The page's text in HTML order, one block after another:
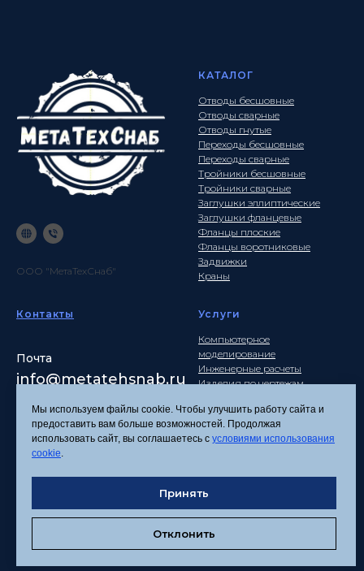
ООО "МетаТехСнаб"
КАТАЛОГ
Отводы бесшовные
Отводы сварные
Отводы гнутые
Переходы бесшовные
Переходы сварные
Тройники бесшовные
Тройники сварные
Заглушки эллиптические
Заглушки фланцевые
Фланцы плоские
Фланцы воротниковые
Задвижки
Краны
Контакты
Почта
info@metatehsnab.ru
Услуги
Компьютерное
моделирование
Инженерные расчеты
Изделия по чертежам
Политика
Согласие на обработку
персональных данных
Соглашение об
Мы используем файлы cookie. Чтобы улучшить работу сайта и
предоставить вам больше возможностей. Продолжая
использовать сайт, вы соглашаетесь с условиями использования
cookie.
Принять
Отклонить